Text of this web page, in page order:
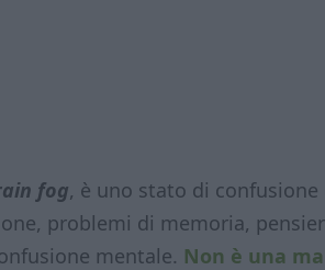
fog, è uno stato di
problemi di memoria,
mentale. Non è una